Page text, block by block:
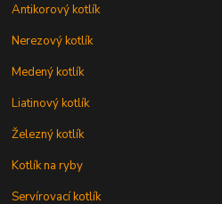
Antikorový kotlík
Nerezový kotlík
Medený kotlík
Liatinový kotlík
Železný kotlík
Kotlík na ryby
Servírovací kotlík